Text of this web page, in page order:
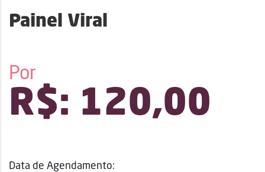
Painel Viral
Por
R$: 120,00
Data de Agendamento: